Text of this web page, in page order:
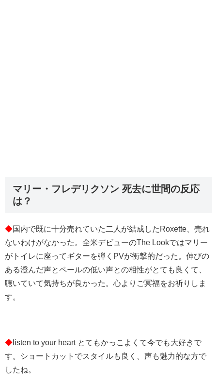
マリー・フレデリクソン 死去に世間の反応
は？
◆国内で既に十分売れていた二人が結成したRoxette、売れ
ないわけがなかった。全米デビューのThe Lookではマリー
がトイレに座ってギターを弾くPVが衝撃的だった。伸びの
ある澄んだ声とペールの低い声との相性がとても良くて、
聴いていて気持ちが良かった。心よりご冥福をお祈りしま
す。
◆ listen to your heart とてもかっこよくて今でも大好きで
す。ショートカットでスタイルも良く、声も魅力的な方で
したね。